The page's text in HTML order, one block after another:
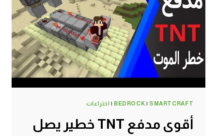
BEDROCK | SMARTCRAFT
| اختراعات
أقوى مدفع TNT خطير يصل